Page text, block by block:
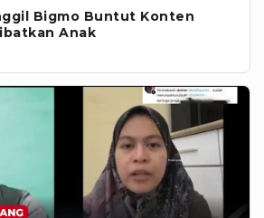
Bigmo Buntut Konten
Anak